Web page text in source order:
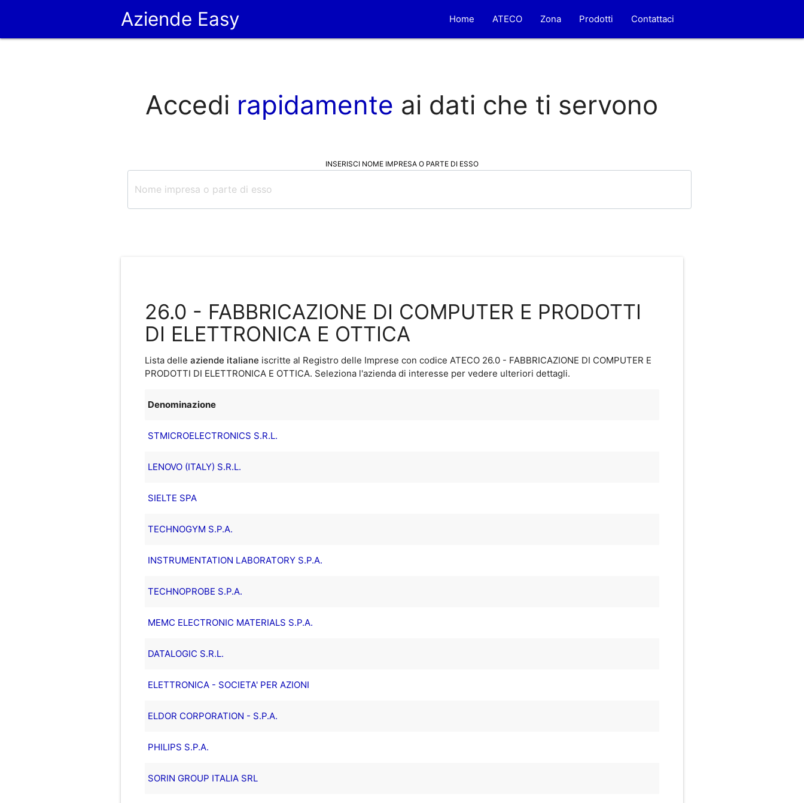
Aziende Easy Home ATECO Zona Prodotti Contattaci
Accedi rapidamente ai dati che ti servono
INSERISCI NOME IMPRESA O PARTE DI ESSO
26.0 - FABBRICAZIONE DI COMPUTER E PRODOTTI
DI ELETTRONICA E OTTICA
Lista delle aziende italiane iscritte al Registro delle Imprese con codice ATECO 26.0 - FABBRICAZIONE DI COMPUTER E
PRODOTTI DI ELETTRONICA E OTTICA. Seleziona l'azienda di interesse per vedere ulteriori dettagli.
Denominazione
STMICROELECTRONICS S.R.L.
LENOVO (ITALY) S.R.L.
SIELTE SPA
TECHNOGYM S.P.A.
INSTRUMENTATION LABORATORY S.P.A.
TECHNOPROBE S.P.A.
MEMC ELECTRONIC MATERIALS S.P.A.
DATALOGIC S.R.L.
ELETTRONICA - SOCIETA' PER AZIONI
ELDOR CORPORATION - S.P.A.
PHILIPS S.P.A.
SORIN GROUP ITALIA SRL